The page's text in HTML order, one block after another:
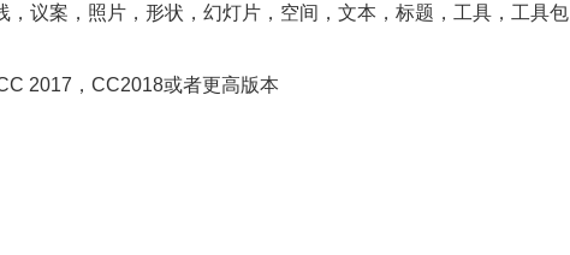
议案，照片，形状，幻灯片，空间，文本，标题，工具，工具包
2017，CC2018或者更高版本